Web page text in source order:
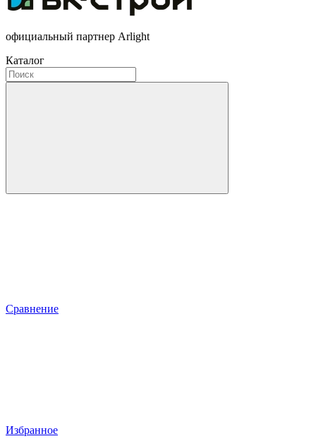
официальный партнер Arlight
Каталог
Сравнение
Избранное